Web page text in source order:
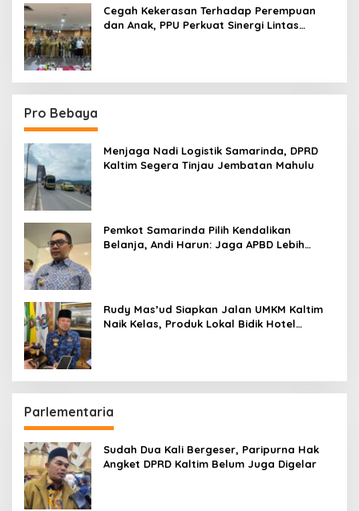
Cegah Kekerasan Terhadap Perempuan
dan Anak, PPU Perkuat Sinergi Lintas
Pro Bebaya
Menjaga Nadi Logistik Samarinda, DPRD
Kaltim Segera Tinjau Jembatan Mahulu
Pemkot Samarinda Pilih Kendalikan
Belanja, Andi Harun: Jaga APBD Lebih
Rudy Mas’ud Siapkan Jalan UMKM Kaltim
Naik Kelas, Produk Lokal Bidik Hotel
Parlementaria
Sudah Dua Kali Bergeser, Paripurna Hak
Angket DPRD Kaltim Belum Juga Digelar